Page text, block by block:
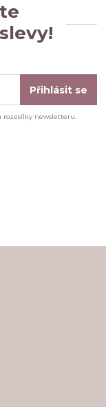
Přihlásit se
rozesílky newsletteru.